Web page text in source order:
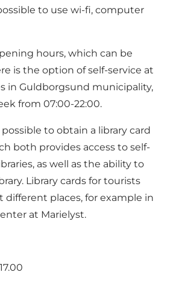
to use wi-fi, computer
hours, which can be
is the option of self-service at
in Guldborgsund municipality,
from 07:00-22:00.
to obtain a library card
both provides access to self-
as well as the ability to
Library cards for tourists
different places, for example in
at Marielyst.